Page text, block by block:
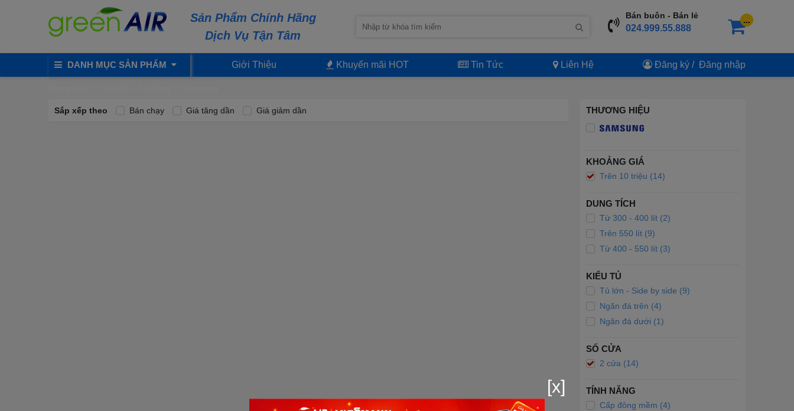
Sản Phẩm Chính Hãng
Dịch Vụ Tận Tâm
Bán buôn - Bán lẻ
024.999.55.888
...
DANH MỤC SẢN PHẨM Giới Thiệu Khuyến mãi HOT Tin Tức Liên Hệ Đăng ký / Đăng nhập
Sắp xếp theo Bán chạy Giá tăng dần Giá giảm dần THƯƠNG HIỆU
KHOẢNG GIÁ
Trên 10 triệu (14)
DUNG TÍCH
Từ 300 - 400 lít (2)
Trên 550 lít (9)
Từ 400 - 550 lít (3)
KIỂU TỦ
Tủ lớn - Side by side (9)
Ngăn đá trên (4)
Ngăn đá dưới (1)
SỐ CỬA
2 cửa (14)
TÍNH NĂNG
Cấp đông mềm (4)
[x]